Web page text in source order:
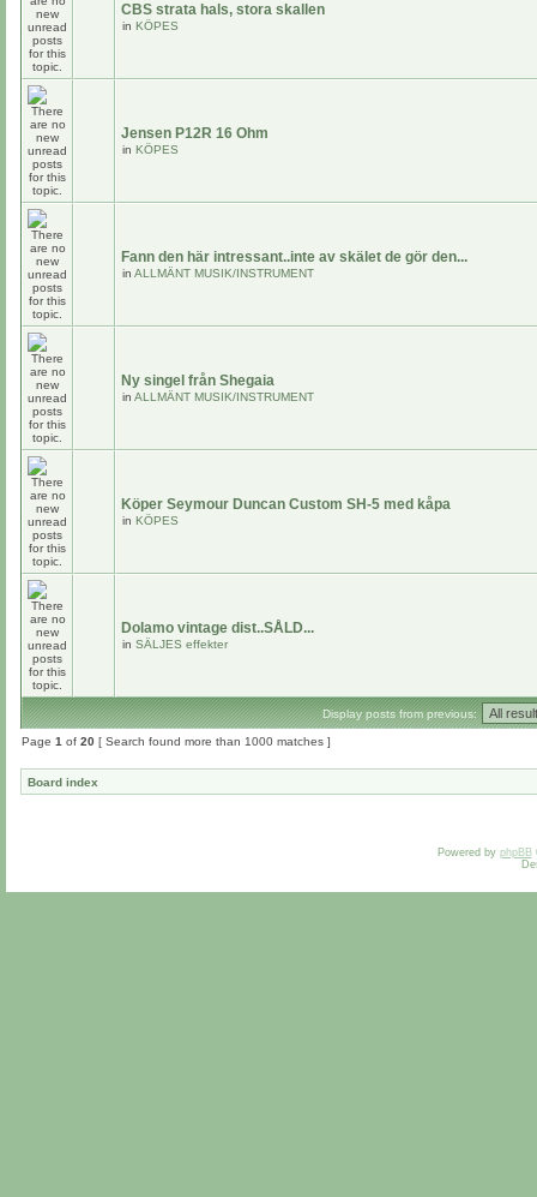
CBS strata hals, stora skallen
in KÖPES
Jensen P12R 16 Ohm
in KÖPES
Fann den här intressant..inte av skälet de gör den...
in ALLMÄNT MUSIK/INSTRUMENT
Ny singel från Shegaia
in ALLMÄNT MUSIK/INSTRUMENT
Köper Seymour Duncan Custom SH-5 med kåpa
in KÖPES
Dolamo vintage dist..SÅLD...
in SÄLJES effekter
Display posts from previous:
Page 1 of 20 [ Search found more than 1000 matches ]
Board index
Powered by phpBB